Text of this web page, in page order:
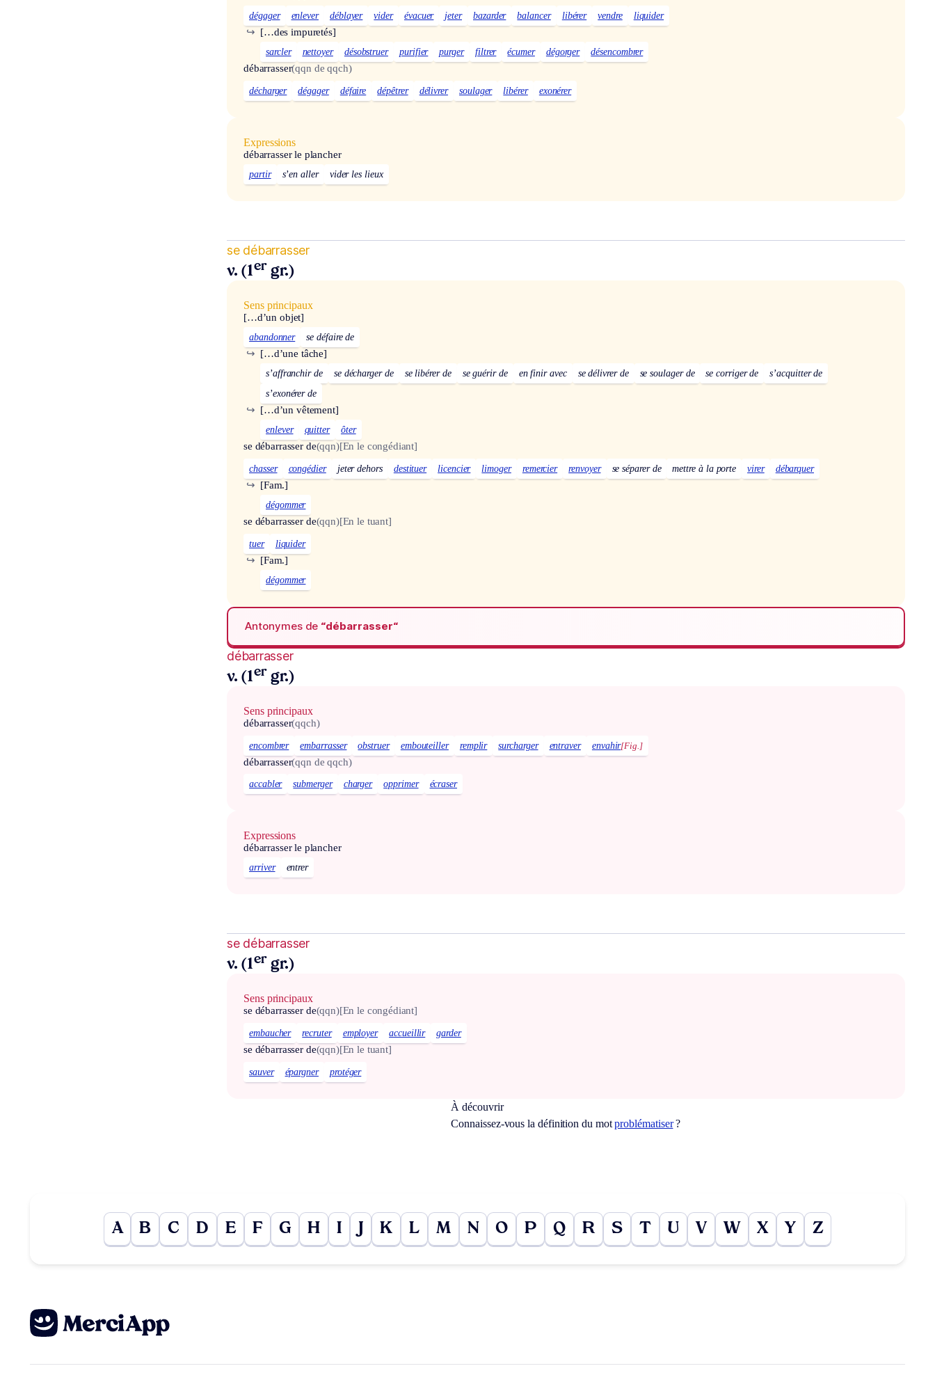
dégager enlever déblayer vider évacuer jeter bazarder balancer libérer vendre liquider
[…des impuretés]
↪
sarcler nettoyer désobstruer purifier purger filtrer écumer dégorger désencombrer
débarrasser(qqn de qqch)
décharger dégager défaire dépêtrer délivrer soulager libérer exonérer
Expressions
débarrasser le plancher
partir s’en aller vider les lieux
se débarrasser
v. (1er gr.)
Sens principaux
[…d’un objet]
abandonner se défaire de
[…d’une tâche]
↪
s’affranchir de se décharger de se libérer de se guérir de en finir avec se délivrer de se soulager de se corriger de
s’acquitter de
s’exonérer de
[…d’un vêtement]
↪
enlever quitter ôter
se débarrasser de(qqn)[En le congédiant]
chasser congédier jeter dehors destituer licencier limoger remercier renvoyer se séparer de mettre à la porte virer débarquer
[Fam.]
↪
dégommer
se débarrasser de(qqn)[En le tuant]
tuer liquider
[Fam.]
↪
dégommer
Antonymes de “débarrasser“
débarrasser
v. (1er gr.)
Sens principaux
débarrasser(qqch)
encombrer embarrasser obstruer embouteiller remplir surcharger entraver envahir[Fig.]
débarrasser(qqn de qqch)
accabler submerger charger opprimer écraser
Expressions
débarrasser le plancher
arriver entrer
se débarrasser
v. (1er gr.)
Sens principaux
se débarrasser de(qqn)[En le congédiant]
embaucher recruter employer accueillir garder
se débarrasser de(qqn)[En le tuant]
sauver épargner protéger
À découvrir
Connaissez-vous la définition du motproblématiser?
A B C D E F G H I J K L M N O P Q R S T U V W X Y Z